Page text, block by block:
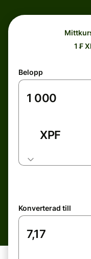
1 ₣
Belopp
XPF
Konverterad till